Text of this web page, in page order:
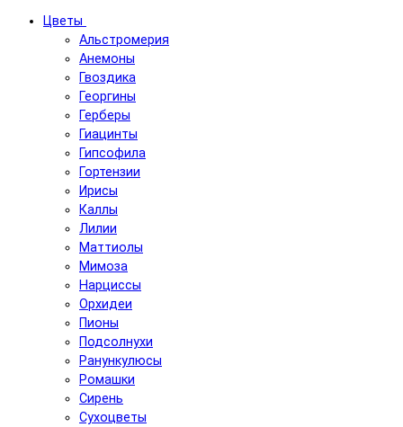
Цветы
Альстромерия
Анемоны
Гвоздика
Георгины
Герберы
Гиацинты
Гипсофила
Гортензии
Ирисы
Каллы
Лилии
Маттиолы
Мимоза
Нарциссы
Орхидеи
Пионы
Подсолнухи
Ранункулюсы
Ромашки
Сирень
Сухоцветы